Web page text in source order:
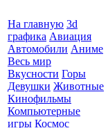
На главную 3d
графика Авиация
Автомобили Аниме
Весь мир
Вкусности Горы
Девушки Животные
Кинофильмы
Компьютерные
игры Космос